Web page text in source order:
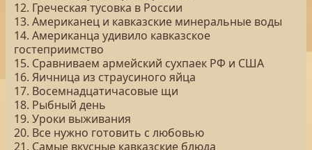
12. Греческая тусовка в России
13. Американец и кавказские минеральные воды
14. Американца удивило кавказское
гостеприимство
15. Сравниваем армейский сухпаек РФ и США
16. Яичница из страусиного яйца
17. Восемнадцатичасовые щи
18. Рыбный день
19. Уроки выживания
20. Все нужно готовить с любовью
21. Самые вкусные кавказские блюда